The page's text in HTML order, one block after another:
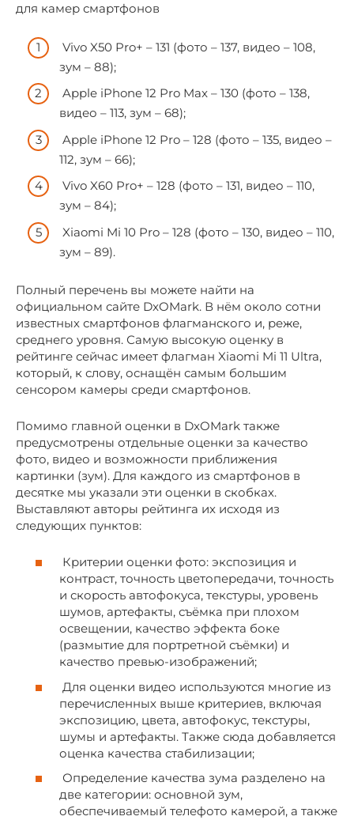
для камер смартфонов
Vivo X50 Pro+ – 131 (фото – 137, видео – 108,
зум – 88);
Apple iPhone 12 Pro Max – 130 (фото – 138,
видео – 113, зум – 68);
Apple iPhone 12 Pro – 128 (фото – 135, видео –
112, зум – 66);
Vivo X60 Pro+ – 128 (фото – 131, видео – 110,
зум – 84);
Xiaomi Mi 10 Pro – 128 (фото – 130, видео – 110,
зум – 89).
Полный перечень вы можете найти на
официальном сайте DxOMark. В нём около сотни
известных смартфонов флагманского и, реже,
среднего уровня. Самую высокую оценку в
рейтинге сейчас имеет флагман Xiaomi Mi 11 Ultra,
который, к слову, оснащён самым большим
сенсором камеры среди смартфонов.
Помимо главной оценки в DxOMark также
предусмотрены отдельные оценки за качество
фото, видео и возможности приближения
картинки (зум). Для каждого из смартфонов в
десятке мы указали эти оценки в скобках.
Выставляют авторы рейтинга их исходя из
следующих пунктов:
Критерии оценки фото: экспозиция и
контраст, точность цветопередачи, точность
и скорость автофокуса, текстуры, уровень
шумов, артефакты, съёмка при плохом
освещении, качество эффекта боке
(размытие для портретной съёмки) и
качество превью-изображений;
Для оценки видео используются многие из
перечисленных выше критериев, включая
экспозицию, цвета, автофокус, текстуры,
шумы и артефакты. Также сюда добавляется
оценка качества стабилизации;
Определение качества зума разделено на
две категории: основной зум,
обеспечиваемый телефото камерой, а также